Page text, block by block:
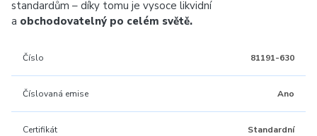
standardům – díky tomu je vysoce likvidní
a obchodovatelný po celém světě.
Číslo 81191-630
Číslovaná emise Ano
Certifikát Standardní